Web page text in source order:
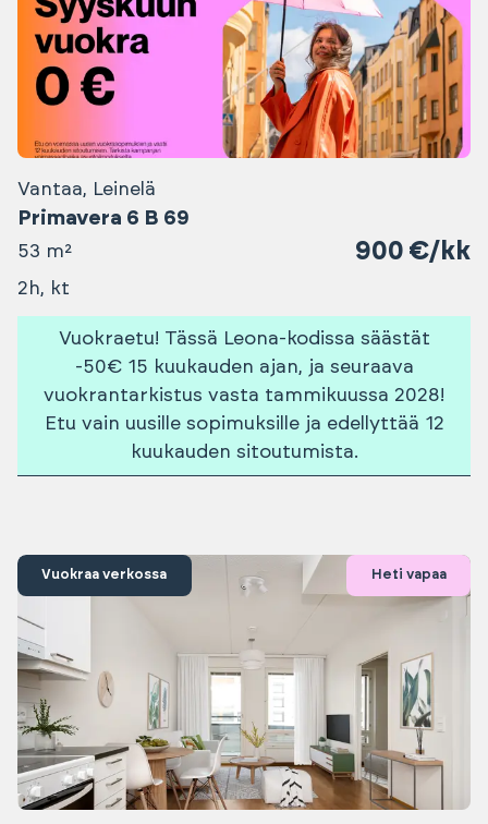
Vantaa, Leinelä
Primavera 6 B 69
53 m² 900 €/kk
2h, kt
Vuokraetu! Tässä Leona-kodissa säästät
-50€ 15 kuukauden ajan, ja seuraava
vuokrantarkistus vasta tammikuussa 2028!
Etu vain uusille sopimuksille ja edellyttää 12
kuukauden sitoutumista.
Vuokraa verkossa Heti vapaa